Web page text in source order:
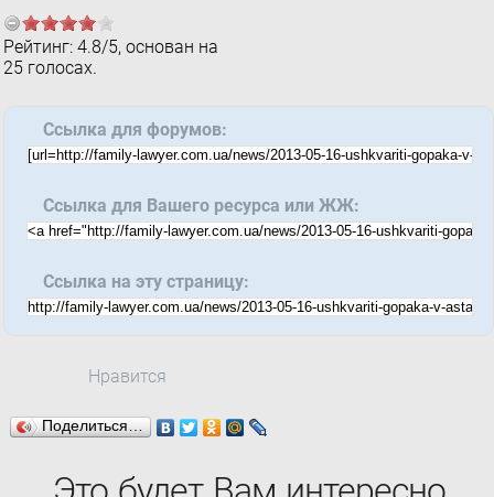
Рейтинг: 4.8/5, основан на
25 голосах.
Ссылка для форумов:
Ссылка для Вашего ресурса или ЖЖ:
Ссылка на эту страницу:
Нравится
Поделиться…